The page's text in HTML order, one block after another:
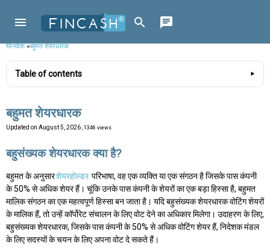
फिनकैश»बहुमत शेयरधारक
Table of contents
बहुमत शेयरधारक
Updated on August 5, 2026 , 1346 views
बहुसंख्यक शेयरधारक क्या है?
बहुमत के अनुसारशेयरहोल्डर परिभाषा, वह एक व्यक्ति या एक संगठन है जिसके पास कंपनी
के 50% से अधिक शेयर हैं। चूंकि उनके पास कंपनी के शेयरों का एक बड़ा हिस्सा है, बहुमत
मालिक संगठन का एक महत्वपूर्ण हिस्सा बन जाता है। यदि बहुसंख्यक शेयरधारक वोटिंग शेयरों
के मालिक हैं, तो उन्हें कॉर्पोरेट संचालन के लिए वोट देने का अधिकार मिलेगा। उदाहरण के लिए,
बहुसंख्यक शेयरधारक, जिसके पास कंपनी के 50% से अधिक वोटिंग शेयर हैं, निदेशक मंडल
के लिए सदस्यों के चयन के लिए अपना वोट दे सकते हैं।